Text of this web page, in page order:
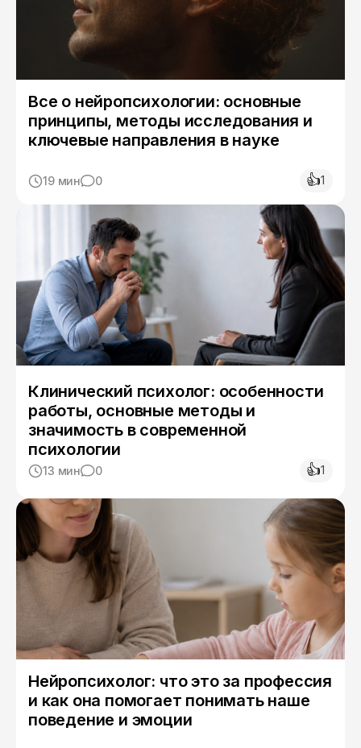
Все о нейропсихологии: основные
принципы, методы исследования и
ключевые направления в науке
19 мин 0 👍1
Клинический психолог: особенности
работы, основные методы и
значимость в современной
психологии
13 мин 0 👍1
Нейропсихолог: что это за профессия
и как она помогает понимать наше
поведение и эмоции